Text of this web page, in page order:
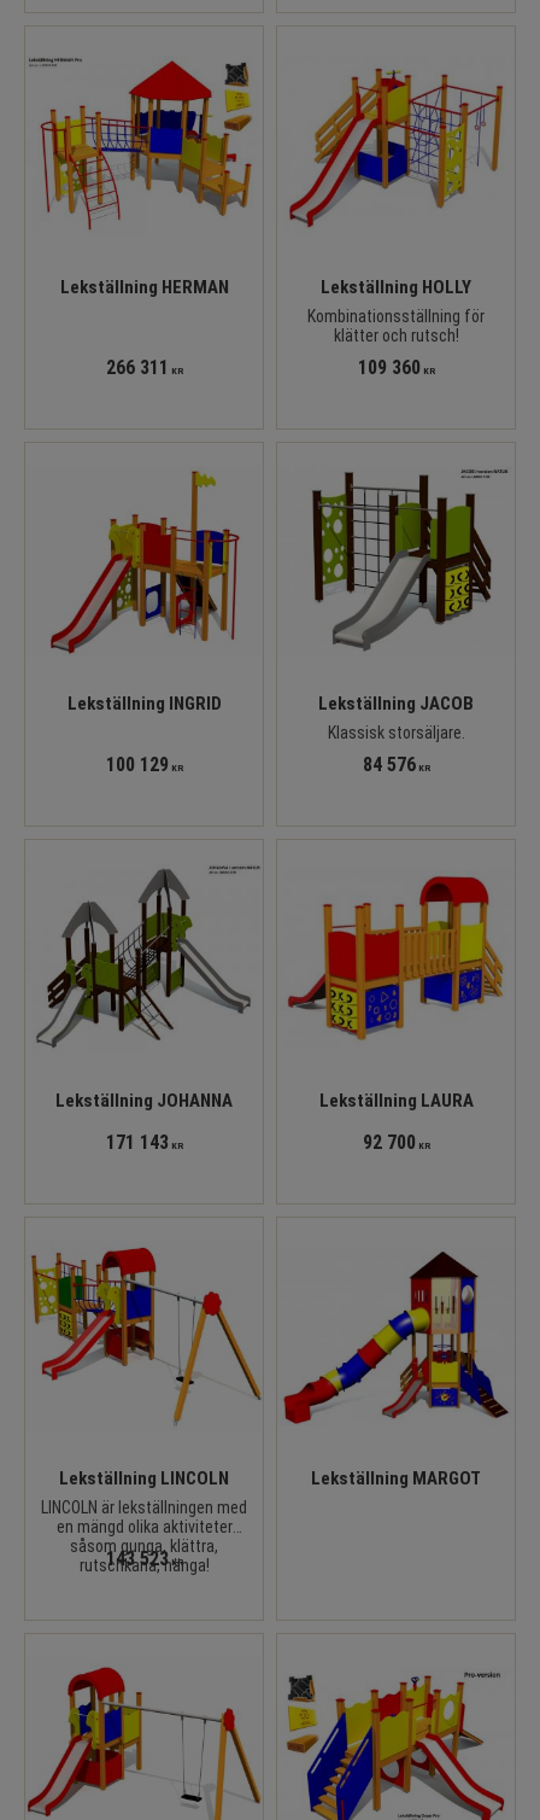
Lekställning HERMAN
266 311 KR
Lekställning HOLLY
Kombinationsställning för
klätter och rutsch!
109 360KR
Lekställning INGRID
100 129 KR
Lekställning JACOB
Klassisk storsäljare.
84 576KR
Lekställning JOHANNA
171 143 KR
Lekställning LAURA
92 700KR
Lekställning LINCOLN
LINCOLN är lekställningen med
en mängd olika aktiviteter
såsom gunga, klättra,
rutschkana, hänga!
143 523KR
Lekställning MARGOT